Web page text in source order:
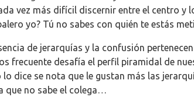
vez más difícil discernir entre el centro y
yo? Tú no sabes con quién te estás
de jerarquías y la confusión
frecuente desafía el perfil piramidal de
dice se nota que le gustan más las
que no sabe el colega…